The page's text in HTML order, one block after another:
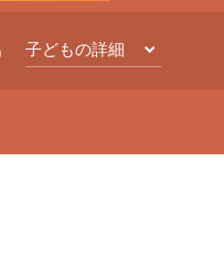
子どもの詳細